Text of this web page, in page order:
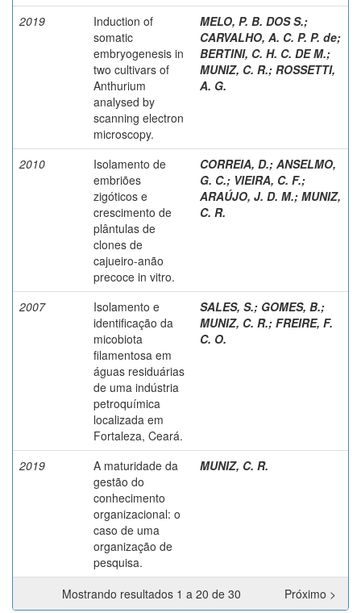
2019
Induction of
somatic
embryogenesis in
two cultivars of
Anthurium
analysed by
scanning electron
microscopy.
MELO, P. B. DOS S.;
CARVALHO, A. C. P. P. de;
BERTINI, C. H. C. DE M.;
MUNIZ, C. R.; ROSSETTI,
A. G.
2010
Isolamento de
embriões
zigóticos e
crescimento de
plântulas de
clones de
cajueiro-anão
precoce in vitro.
CORREIA, D.; ANSELMO,
G. C.; VIEIRA, C. F.;
ARAÚJO, J. D. M.; MUNIZ,
C. R.
2007
Isolamento e
identificação da
micobiota
filamentosa em
águas residuárias
de uma indústria
petroquímica
localizada em
Fortaleza, Ceará.
SALES, S.; GOMES, B.;
MUNIZ, C. R.; FREIRE, F.
C. O.
2019
A maturidade da
gestão do
conhecimento
organizacional: o
caso de uma
organização de
pesquisa.
MUNIZ, C. R.
Mostrando resultados 1 a 20 de 30 Próximo >